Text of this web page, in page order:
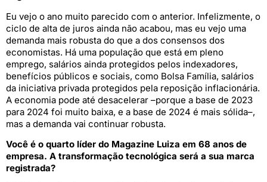
Eu vejo o ano muito parecido com o anterior. Infelizmente, o
ciclo de alta de juros ainda não acabou, mas eu vejo uma
demanda mais robusta do que a dos consensos dos
economistas. Há uma população que está em pleno
emprego, salários ainda protegidos pelos indexadores,
benefícios públicos e sociais, como Bolsa Família, salários
da iniciativa privada protegidos pela reposição inflacionária.
A economia pode até desacelerar –porque a base de 2023
para 2024 foi muito baixa, e a base de 2024 é mais sólida–,
mas a demanda vai continuar robusta.
Você é o quarto líder do Magazine Luiza em 68 anos de
empresa. A transformação tecnológica será a sua marca
registrada?